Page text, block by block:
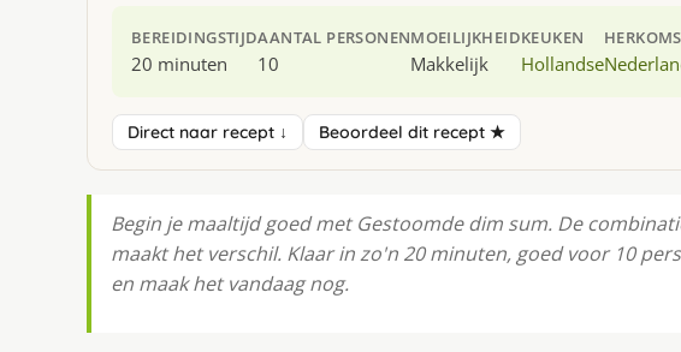
BEREIDINGSTIJD
20 minuten
AANTAL PERSONEN
10
MOEILIJKHEID
Makkelijk
KEUKEN
Hollandse
Direct naar recept ↓ Beoordeel dit recept ★
Begin je maaltijd goed met Gestoomde dim sum. De
maakt het verschil. Klaar in zo'n 20 minuten, goed voor 10
en maak het vandaag nog.